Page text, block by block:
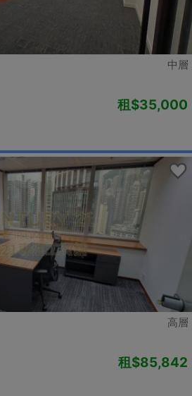
中層
租$35,000
高層
租$85,842